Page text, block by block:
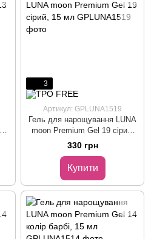
3
Артикул: GPLUNA1519
Гель для нарощування LUNA
moon Premium Gel 19 сірий,
15 мл
330 грн
Купити